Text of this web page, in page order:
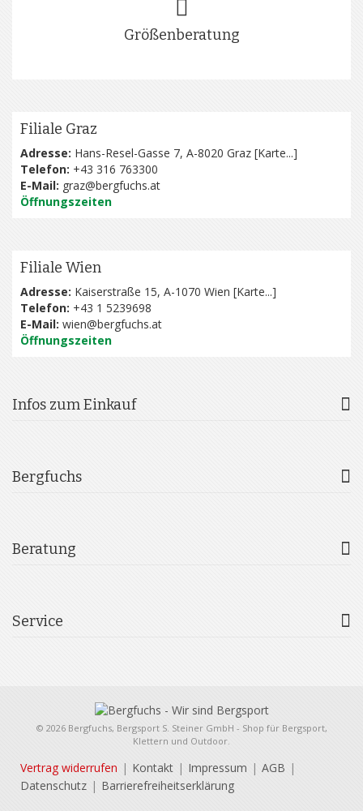
Größenberatung
Filiale Graz
Adresse: Hans-Resel-Gasse 7, A-8020 Graz [Karte...]
Telefon: +43 316 763300
E-Mail: graz@bergfuchs.at
Öffnungszeiten
Filiale Wien
Adresse: Kaiserstraße 15, A-1070 Wien [Karte...]
Telefon: +43 1 5239698
E-Mail: wien@bergfuchs.at
Öffnungszeiten
Infos zum Einkauf
Bergfuchs
Beratung
Service
© 2026 Bergfuchs, Bergsport S. Steiner GmbH - Shop für Bergsport,
Klettern und Outdoor.
Vertrag widerrufen Kontakt Impressum
AGB
Datenschutz
Barrierefreiheitserklärung